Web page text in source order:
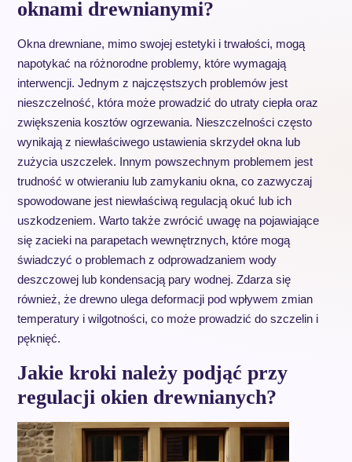
oknami drewnianymi?
Okna drewniane, mimo swojej estetyki i trwałości, mogą
napotykać na różnorodne problemy, które wymagają
interwencji. Jednym z najczęstszych problemów jest
nieszczelność, która może prowadzić do utraty ciepła oraz
zwiększenia kosztów ogrzewania. Nieszczelności często
wynikają z niewłaściwego ustawienia skrzydeł okna lub
zużycia uszczelek. Innym powszechnym problemem jest
trudność w otwieraniu lub zamykaniu okna, co zazwyczaj
spowodowane jest niewłaściwą regulacją okuć lub ich
uszkodzeniem. Warto także zwrócić uwagę na pojawiające
się zacieki na parapetach wewnętrznych, które mogą
świadczyć o problemach z odprowadzaniem wody
deszczowej lub kondensacją pary wodnej. Zdarza się
również, że drewno ulega deformacji pod wpływem zmian
temperatury i wilgotności, co może prowadzić do szczelin i
pęknięć.
Jakie kroki należy podjąć przy
regulacji okien drewnianych?